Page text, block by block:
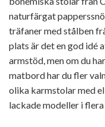
naturfärgat
träfaner med stålben
plats är det en god idé
armstöd, men om du
matbord har du fler
olika karmstolar med
lackade modeller i